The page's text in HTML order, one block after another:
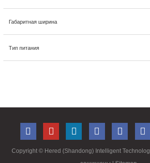
Габаритная ширина
Тип питания
Copyright © Hered (Shandong) Intelligent